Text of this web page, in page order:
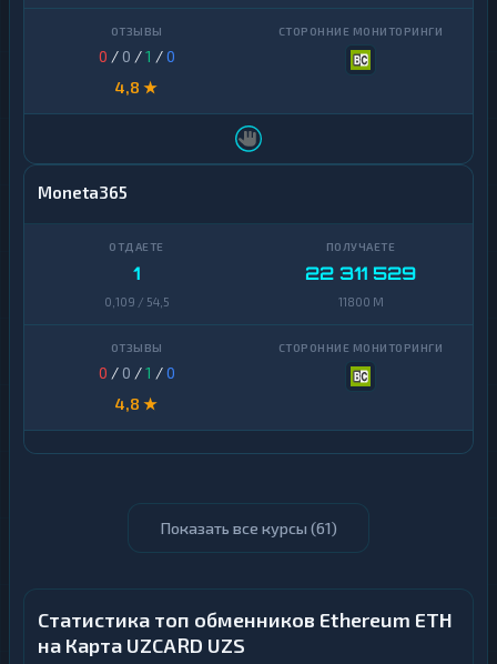
0 / 0 /1 /0
4,8 ★
Moneta365
1
0,109 / 54,5
22 311 529
11800 M
0 / 0 /1 /0
4,8 ★
Показать все курсы (61)
Статистика топ обменников Ethereum ETH
на Карта UZCARD UZS